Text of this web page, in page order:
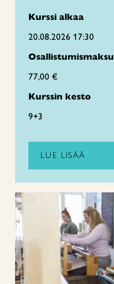
Kurssi alkaa
20.08.2026 17:30
Osallistumismaksu
77,00 €
Kurssin kesto
9+3
LUE LISÄÄ